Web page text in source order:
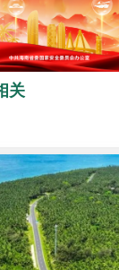
关